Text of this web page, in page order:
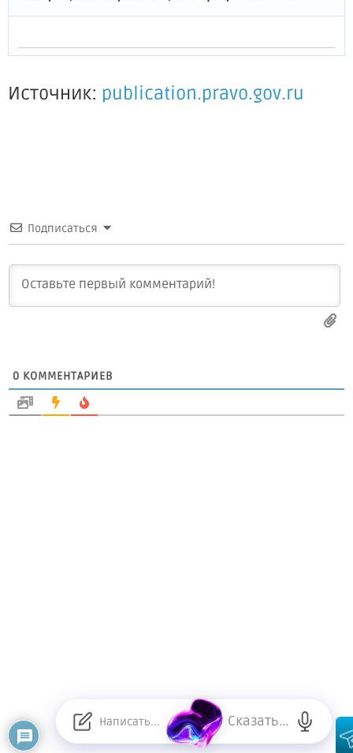
Источник: publication.pravo.gov.ru
Подписаться
0 КОММЕНТАРИЕВ
Сказать...